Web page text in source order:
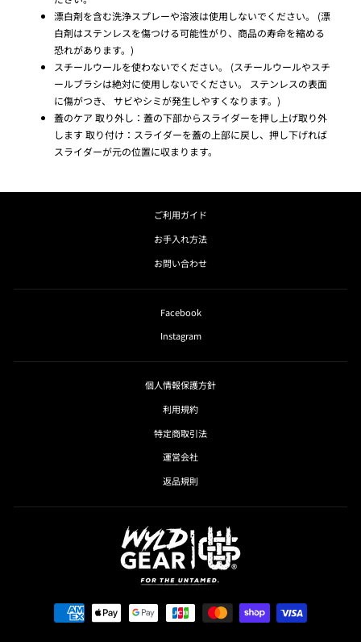
漂白剤を含む洗浄スプレーや溶液は使用しないでください。 (漂
白剤はステンレスを傷つける可能性がり、商品の寿命を縮める
恐れがあります。)
スチールウールを使わないでください。 (スチールウールやスチ
ールブラシは絶対に使用しないでください。 ステンレスの表面
に傷がつき、 サビやシミが発生しやすくなります。)
蓋のケア 取り外し：蓋の下部からスライダーを押し上げ取り外
します 取り付け：スライダーを蓋の上部に戻し、押し下げれば
スライダーが元の位置に収まります。
ご利用ガイド
お手入れ方法
お問い合わせ
Facebook
Instagram
個人情報保護方針
利用規約
特定商取引法
運営会社
返品規則